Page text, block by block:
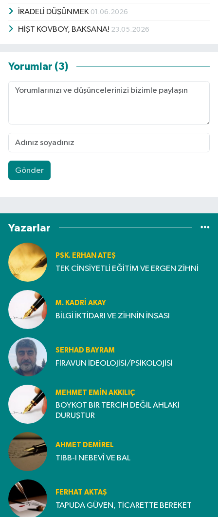
İRADELİ DÜŞÜNMEK 01.06.2026
HİŞT KOVBOY, BAKSANA! 23.05.2026
Yorumlar (3)
Gönder
Yazarlar
PSK. ERHAN ATEŞ
TEK CİNSİYETLİ EĞİTİM VE ERGEN ZİHNİ
M. KADRI AKAY
BİLGİ İKTİDARI VE ZİHNİN İNŞASI
SERHAD BAYRAM
FİRAVUN İDEOLOJİSİ/PSİKOLOJİSİ
MEHMET EMIN AKKILIÇ
BOYKOT BİR TERCİH DEĞİL AHLAKİ
DURUŞTUR
AHMET DEMİREL
TIBB-I NEBEVÎ VE BAL
FERHAT AKTAŞ
TAPUDA GÜVEN, TİCARETTE BEREKET